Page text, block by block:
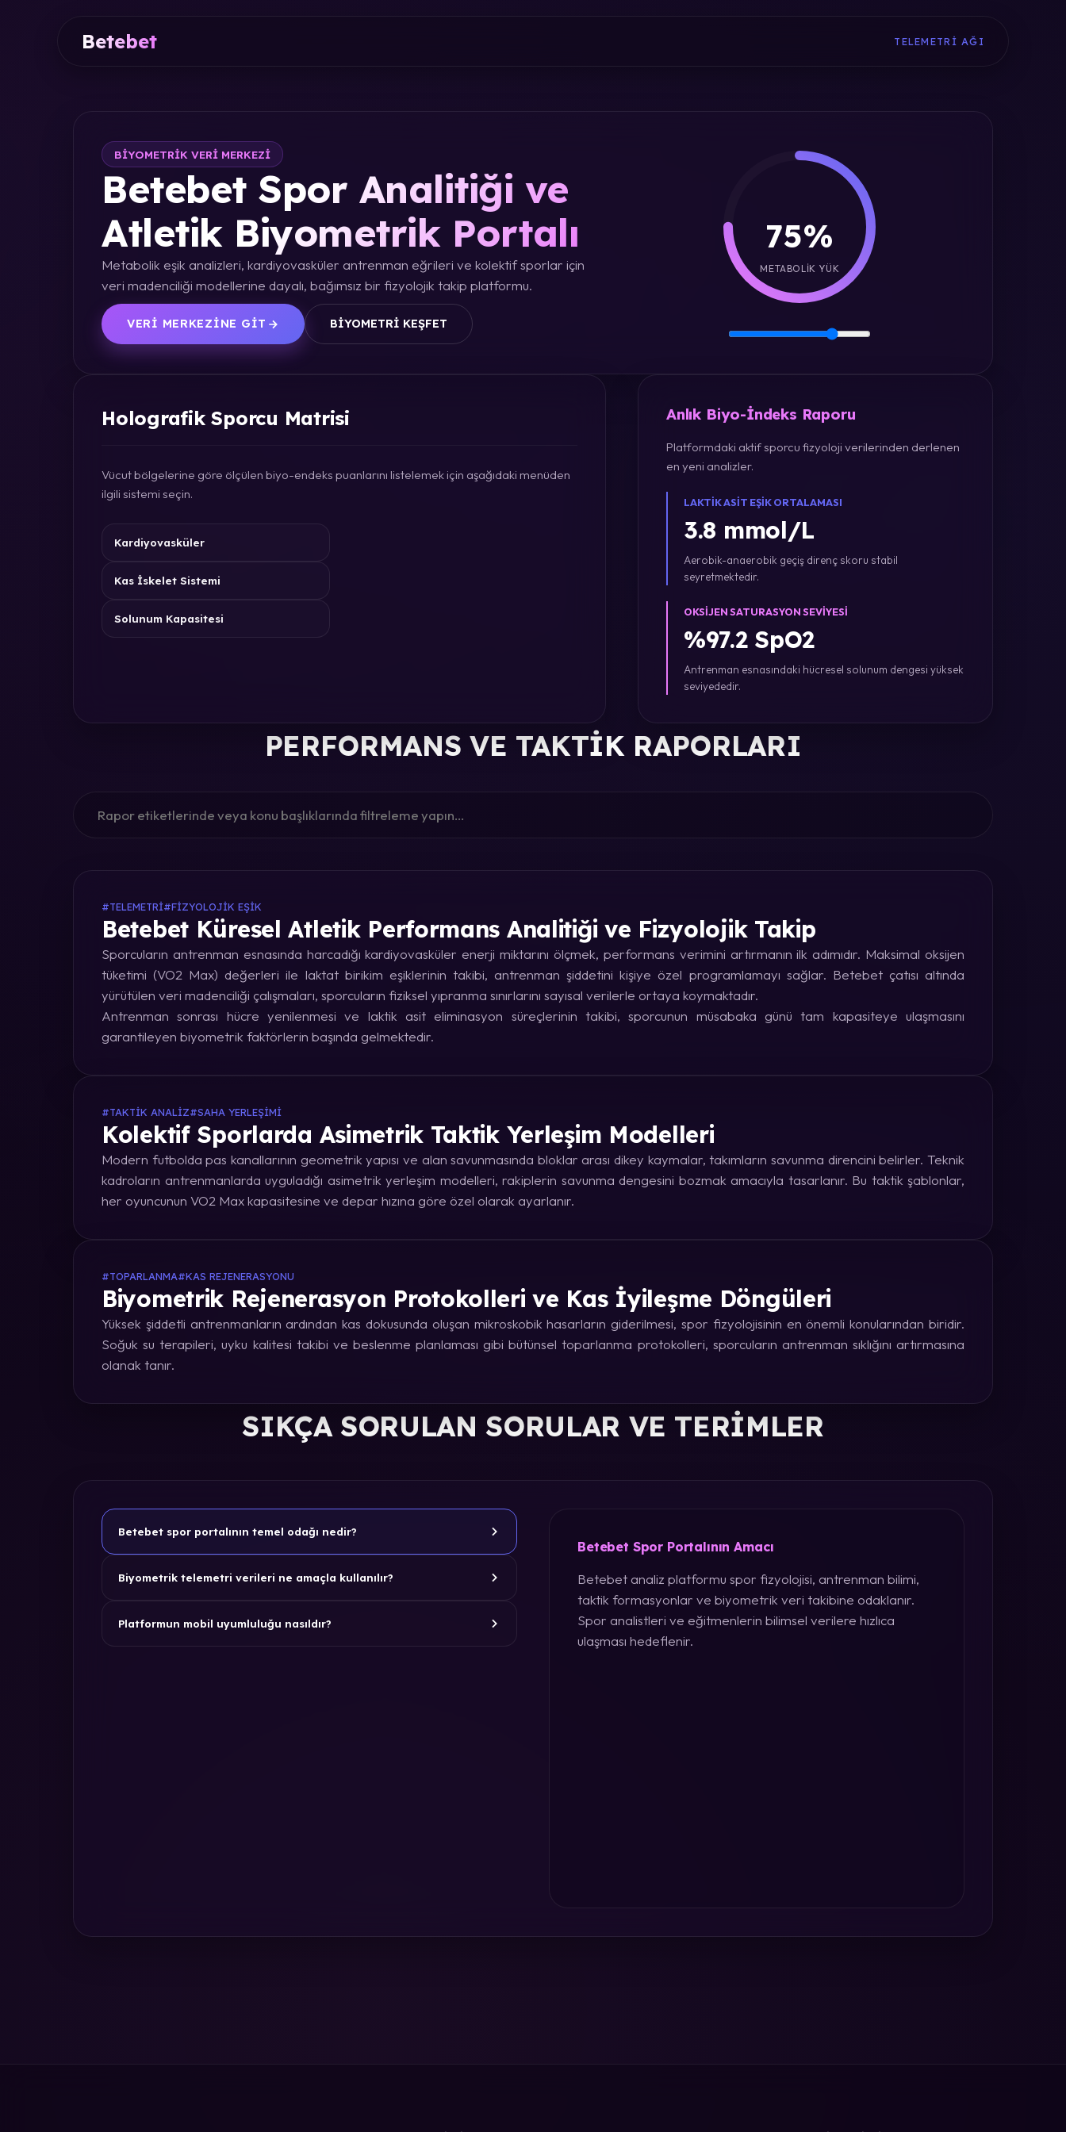
Betebet TELEMETRI AĞI
BIYOMETRIK VERI MERKEZI
Betebet Spor Analitiği ve
Atletik Biyometrik Portalı
Metabolik eşik analizleri, kardiyovasküler antrenman eğrileri ve kolektif sporlar için
veri madenciliği modellerine dayalı, bağımsız bir fizyolojik takip platformu.
VERI MERKEZINE GIT BIYOMETRI KEŞFET
75%
METABOLIK YÜK
Holografik Sporcu Matrisi
Vücut bölgelerine göre ölçülen biyo-endeks puanlarını listelemek için aşağıdaki menüden
ilgili sistemi seçin.
Kardiyovasküler
Kas İskelet Sistemi
Solunum Kapasitesi
Anlık Biyo-İndeks Raporu
Platformdaki aktif sporcu fizyoloji verilerinden derlenen
en yeni analizler.
LAKTIK ASIT EŞIK ORTALAMASI
3.8 mmol/L
Aerobik-anaerobik geçiş direnç skoru stabil
seyretmektedir.
OKSIJEN SATURASYON SEVIYESI
%97.2 SpO2
Antrenman esnasındaki hücresel solunum dengesi yüksek
seviyededir.
PERFORMANS VE TAKTIK RAPORLARI
#TELEMETRI#FIZYOLOJIK EŞIK
Betebet Küresel Atletik Performans Analitiği ve Fizyolojik Takip
Sporcuların antrenman esnasında harcadığı kardiyovasküler enerji miktarını ölçmek, performans verimini artırmanın ilk adımıdır. Maksimal oksijen
tüketimi (VO2 Max) değerleri ile laktat birikim eşiklerinin takibi, antrenman şiddetini kişiye özel programlamayı sağlar. Betebet çatısı altında
yürütülen veri madenciliği çalışmaları, sporcuların fiziksel yıpranma sınırlarını sayısal verilerle ortaya koymaktadır.
Antrenman sonrası hücre yenilenmesi ve laktik asit eliminasyon süreçlerinin takibi, sporcunun müsabaka günü tam kapasiteye ulaşmasını
garantileyen biyometrik faktörlerin başında gelmektedir.
#TAKTIK ANALIZ#SAHA YERLEŞIMI
Kolektif Sporlarda Asimetrik Taktik Yerleşim Modelleri
Modern futbolda pas kanallarının geometrik yapısı ve alan savunmasında bloklar arası dikey kaymalar, takımların savunma direncini belirler. Teknik
kadroların antrenmanlarda uyguladığı asimetrik yerleşim modelleri, rakiplerin savunma dengesini bozmak amacıyla tasarlanır. Bu taktik şablonlar,
her oyuncunun VO2 Max kapasitesine ve depar hızına göre özel olarak ayarlanır.
#TOPARLANMA#KAS REJENERASYONU
Biyometrik Rejenerasyon Protokolleri ve Kas İyileşme Döngüleri
Yüksek şiddetli antrenmanların ardından kas dokusunda oluşan mikroskobik hasarların giderilmesi, spor fizyolojisinin en önemli konularından biridir.
Soğuk su terapileri, uyku kalitesi takibi ve beslenme planlaması gibi bütünsel toparlanma protokolleri, sporcuların antrenman sıklığını artırmasına
olanak tanır.
SIKÇA SORULAN SORULAR VE TERIMLER
Betebet spor portalının temel odağı nedir?
Biyometrik telemetri verileri ne amaçla kullanılır?
Platformun mobil uyumluluğu nasıldır?
Betebet Spor Portalının Amacı
Betebet analiz platformu spor fizyolojisi, antrenman bilimi,
taktik formasyonlar ve biyometrik veri takibine odaklanır.
Spor analistleri ve eğitmenlerin bilimsel verilere hızlıca
ulaşması hedeflenir.